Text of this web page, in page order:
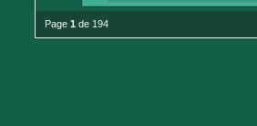
Page 1 de 194